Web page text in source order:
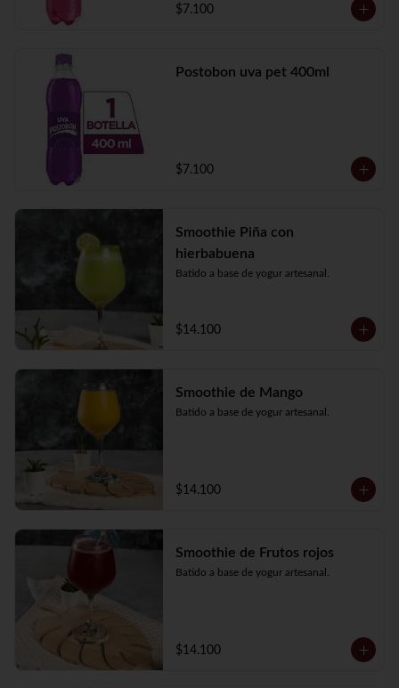
$7.100
Postobon uva pet 400ml
$7.100
Smoothie Piña con
hierbabuena
Batido a base de yogur artesanal.
$14.100
Smoothie de Mango
Batido a base de yogur artesanal.
$14.100
Smoothie de Frutos rojos
Batido a base de yogur artesanal.
$14.100